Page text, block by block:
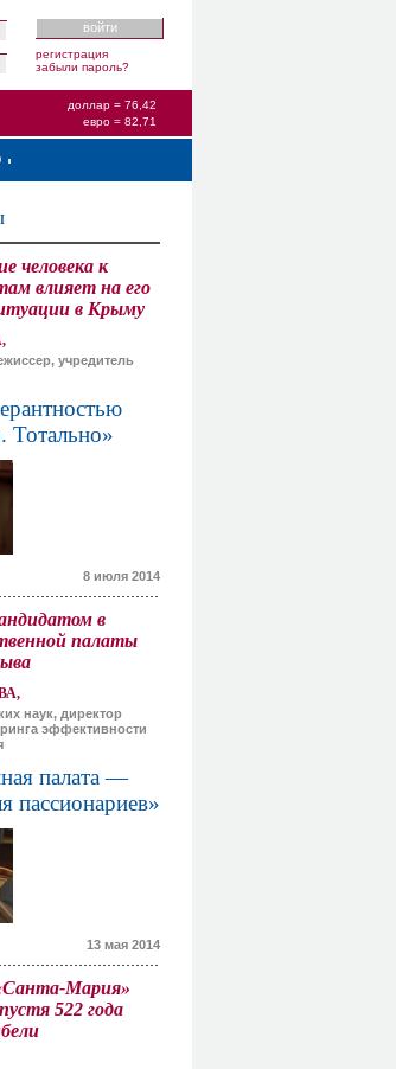
регистрация
забыли пароль?
доллар = 76,42
евро = 82,71
человека к
влияет на его
в Крыму
учредитель
Тотально»
8 июля 2014
в
палаты
наук, директор
эффективности
палата —
пассионариев»
13 мая 2014
Мария»
522 года